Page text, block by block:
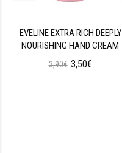
EVELINE EXTRA RICH DEEPLY
NOURISHING HAND CREAM
3,90€ 3,50€